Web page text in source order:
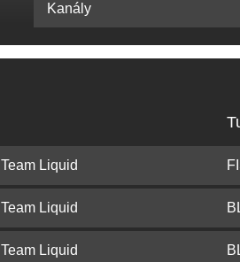
Kanály
Team Liquid
Team Liquid
Team Liquid